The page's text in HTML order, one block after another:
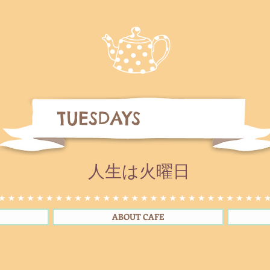
TUESDAYS
人生は火曜日
ABOUT CAFE